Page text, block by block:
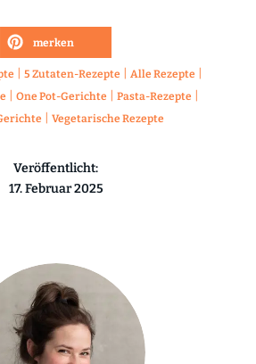
merken
5 Zutaten-Rezepte Alle Rezepte
One Pot-Gerichte Pasta-Rezepte
Vegetarische Rezepte
Veröffentlicht:
17. Februar 2025